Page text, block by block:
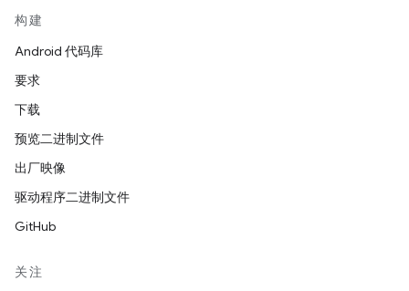
构建
Android 代码库
要求
下载
预览二进制文件
出厂映像
驱动程序二进制文件
GitHub
关注